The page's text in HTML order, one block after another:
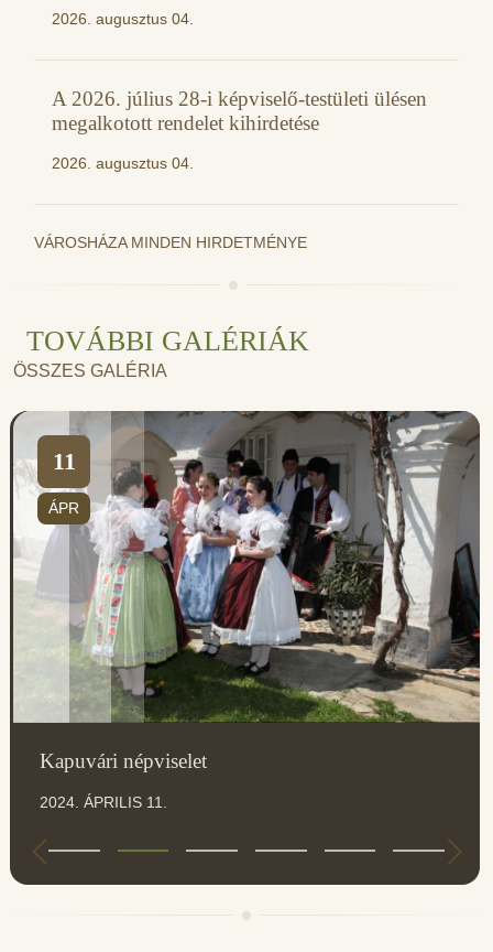
2026. augusztus 04.
A 2026. július 28-i képviselő-testületi ülésen
megalkotott rendelet kihirdetése
2026. augusztus 04.
VÁROSHÁZA MINDEN HIRDETMÉNYE
TOVÁBBI GALÉRIÁK
ÖSSZES GALÉRIA
11
ÁPR
Kapuvári népviselet
2024. ÁPRILIS 11.